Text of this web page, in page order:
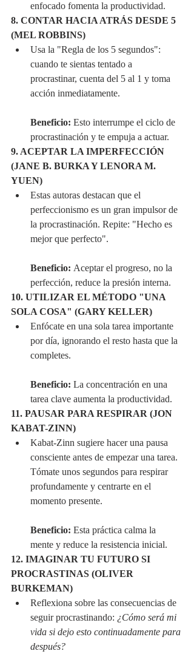
enfocado fomenta la productividad.
8. CONTAR HACIA ATRÁS DESDE 5
(MEL ROBBINS)
Usa la "Regla de los 5 segundos":
cuando te sientas tentado a
procrastinar, cuenta del 5 al 1 y toma
acción inmediatamente.
Beneficio: Esto interrumpe el ciclo de
procrastinación y te empuja a actuar.
9. ACEPTAR LA IMPERFECCIÓN
(JANE B. BURKA Y LENORA M.
YUEN)
Estas autoras destacan que el
perfeccionismo es un gran impulsor de
la procrastinación. Repite: "Hecho es
mejor que perfecto".
Beneficio: Aceptar el progreso, no la
perfección, reduce la presión interna.
10. UTILIZAR EL MÉTODO "UNA
SOLA COSA" (GARY KELLER)
Enfócate en una sola tarea importante
por día, ignorando el resto hasta que la
completes.
Beneficio: La concentración en una
tarea clave aumenta la productividad.
11. PAUSAR PARA RESPIRAR (JON
KABAT-ZINN)
Kabat-Zinn sugiere hacer una pausa
consciente antes de empezar una tarea.
Tómate unos segundos para respirar
profundamente y centrarte en el
momento presente.
Beneficio: Esta práctica calma la
mente y reduce la resistencia inicial.
12. IMAGINAR TU FUTURO SI
PROCRASTINAS (OLIVER
BURKEMAN)
Reflexiona sobre las consecuencias de
seguir procrastinando: ¿Cómo será mi
vida si dejo esto continuadamente para
después?